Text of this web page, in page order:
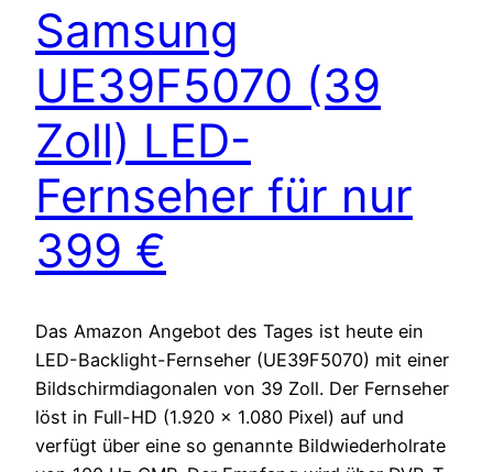
Samsung
UE39F5070 (39
Zoll) LED-
Fernseher für nur
399 €
Das Amazon Angebot des Tages ist heute ein
LED-Backlight-Fernseher (UE39F5070) mit einer
Bildschirmdiagonalen von 39 Zoll. Der Fernseher
löst in Full-HD (1.920 x 1.080 Pixel) auf und
verfügt über eine so genannte Bildwiederholrate